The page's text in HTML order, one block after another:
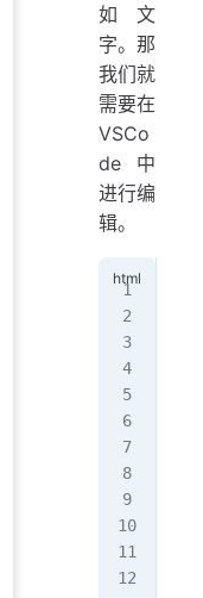
如文
字。那
我们就
需要在
VSCo
de 中
进行编
辑。